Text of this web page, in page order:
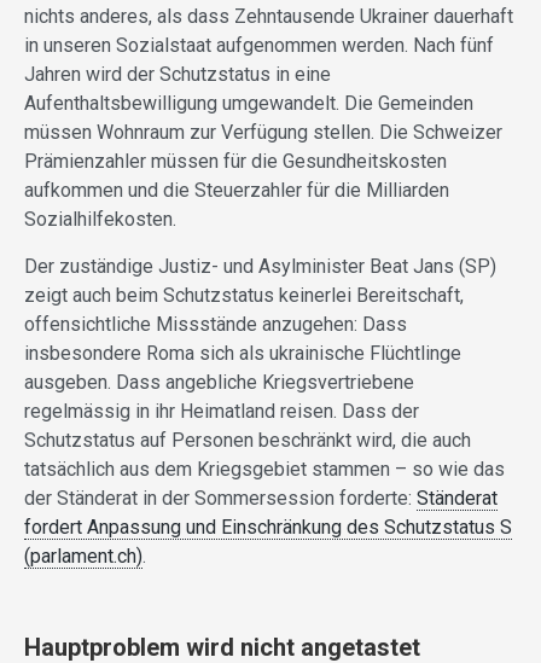
nichts anderes, als dass Zehntausende Ukrainer dauerhaft
in unseren Sozialstaat aufgenommen werden. Nach fünf
Jahren wird der Schutzstatus in eine
Aufenthaltsbewilligung umgewandelt. Die Gemeinden
müssen Wohnraum zur Verfügung stellen. Die Schweizer
Prämienzahler müssen für die Gesundheitskosten
aufkommen und die Steuerzahler für die Milliarden
Sozialhilfekosten.
Der zuständige Justiz- und Asylminister Beat Jans (SP)
zeigt auch beim Schutzstatus keinerlei Bereitschaft,
offensichtliche Missstände anzugehen: Dass
insbesondere Roma sich als ukrainische Flüchtlinge
ausgeben. Dass angebliche Kriegsvertriebene
regelmässig in ihr Heimatland reisen. Dass der
Schutzstatus auf Personen beschränkt wird, die auch
tatsächlich aus dem Kriegsgebiet stammen – so wie das
der Ständerat in der Sommersession forderte: Ständerat
fordert Anpassung und Einschränkung des Schutzstatus S
(parlament.ch).
Hauptproblem wird nicht angetastet